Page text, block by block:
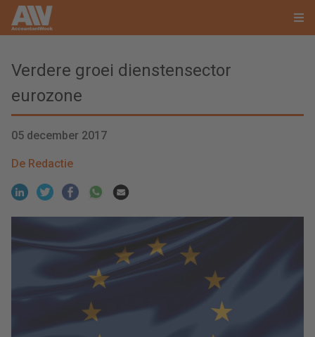
Verdere groei dienstensector
eurozone
05 december 2017
De Redactie